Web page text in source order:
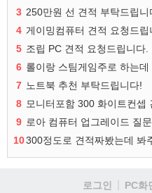
3 250만원 선 견적 부탁드립니
4 게이밍컴퓨터 견적 요청드립
5 조립 PC 견적 요청드립니다.
6 롤이랑 스팀게임주로 하는데
7 노트북 추천 부탁드립니다!
8 모니터포함 300 화이트컨셉
9 로아 컴퓨터 업그레이드 질문
10300정도로 견적짜봤는데 봐
로그인 PC화